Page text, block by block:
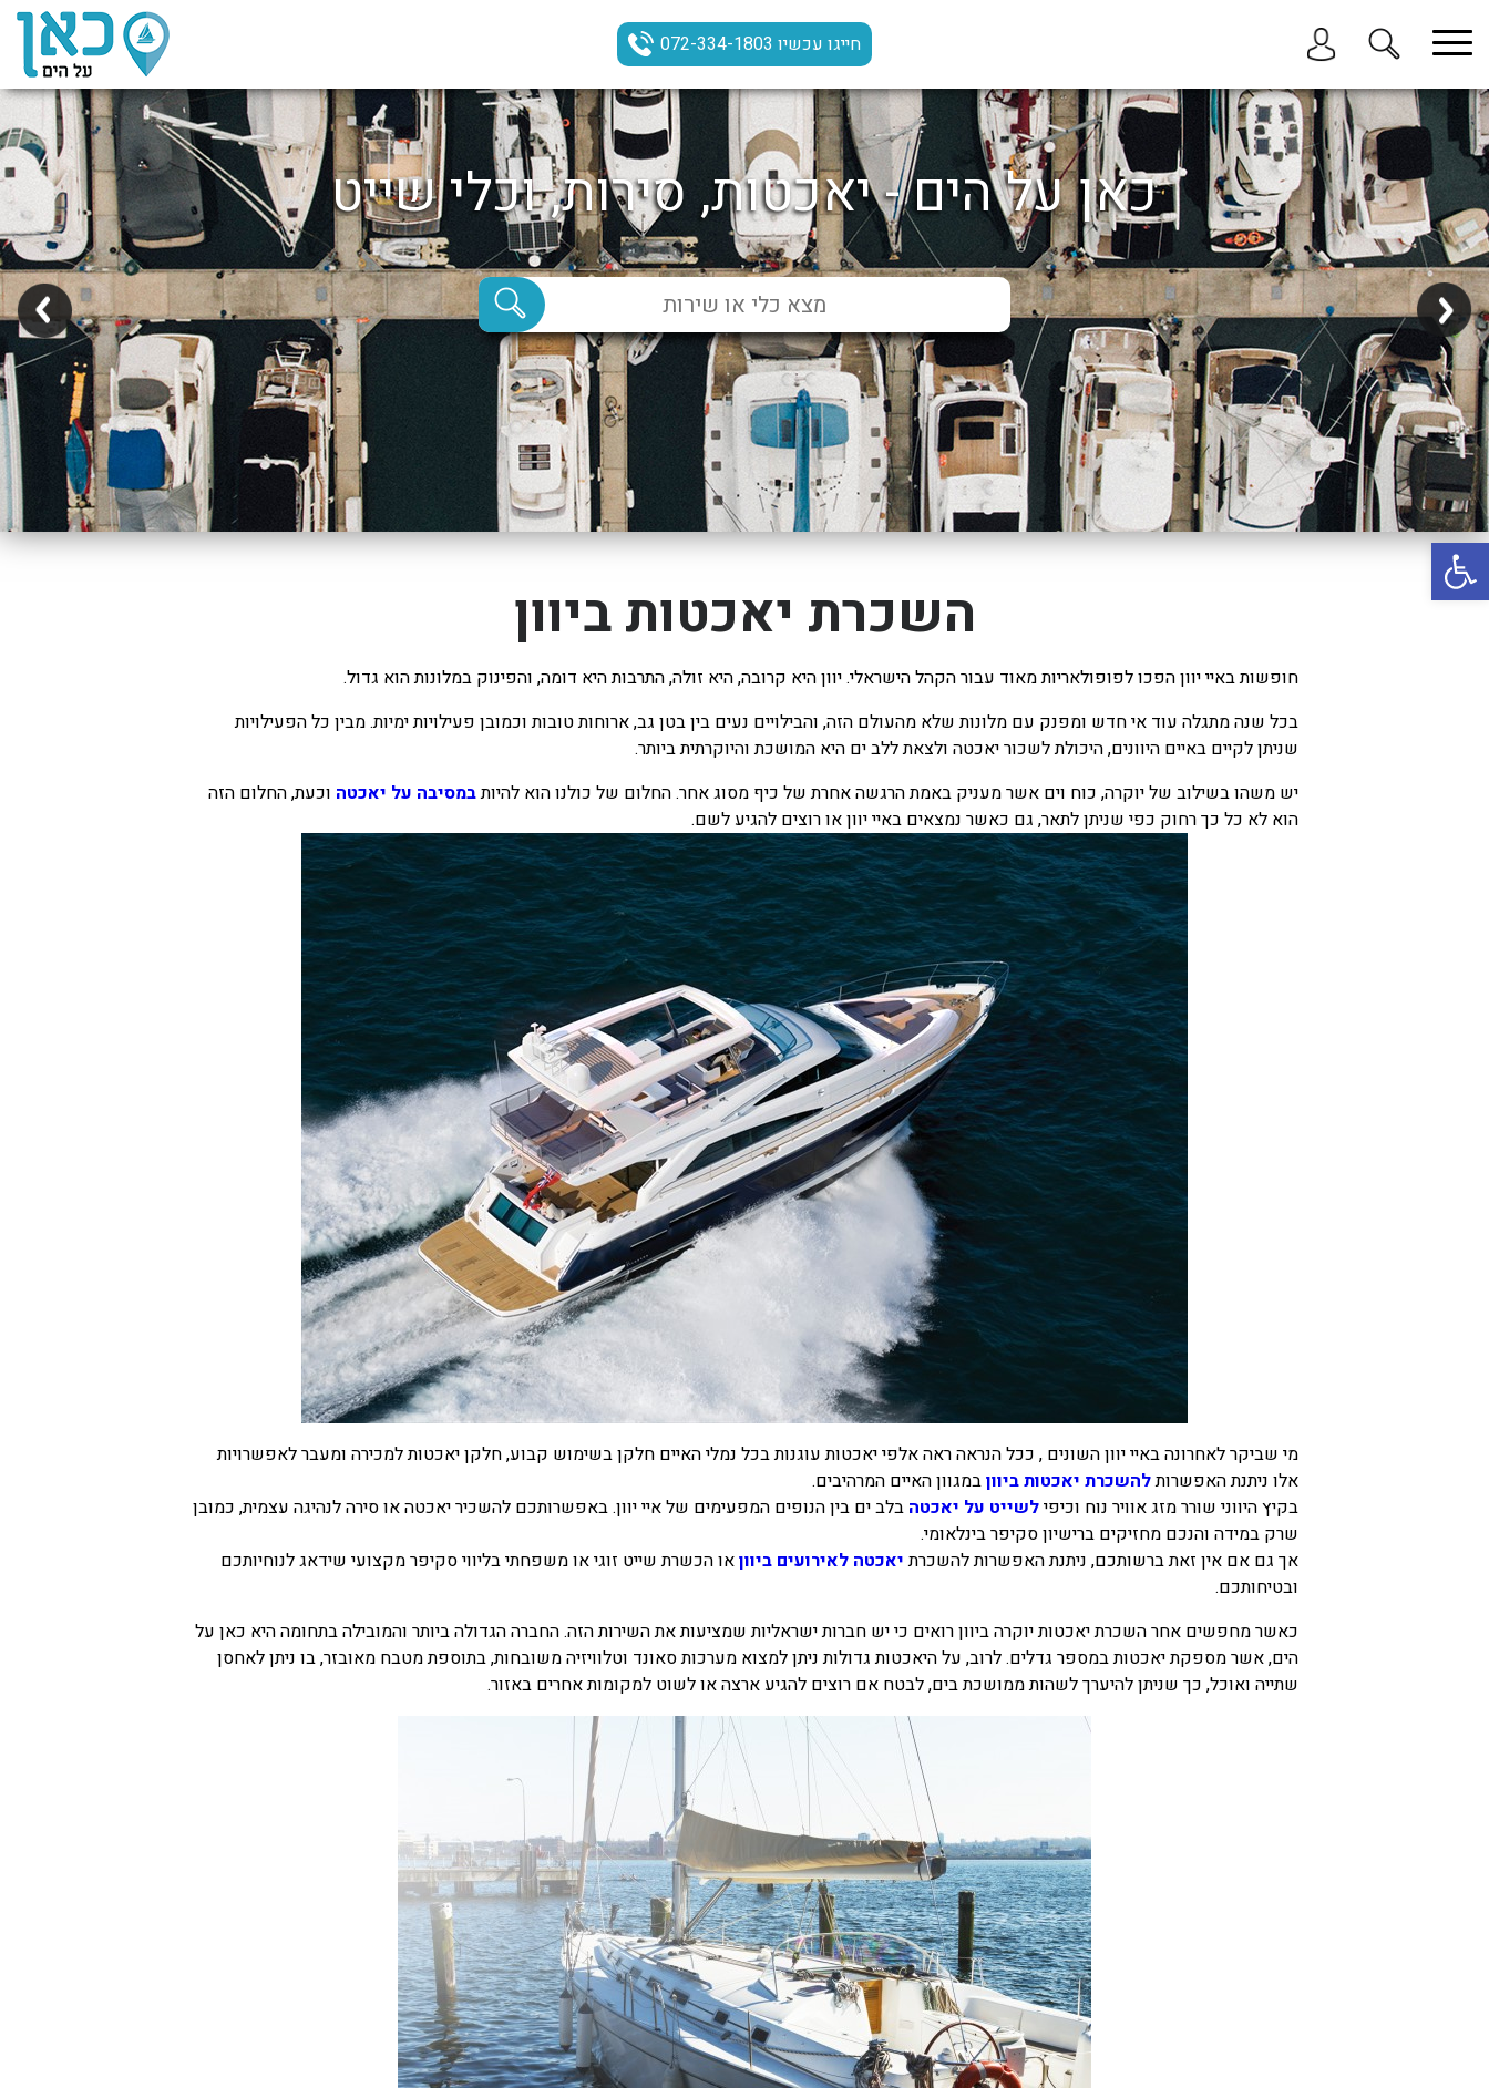
פתח סרגל נגישות
חייגו עכשיו 072-334-1803
בחר תתקטגוריה בחר מיקום
הכל
ביוון / ליוון
בישראל
באילת
במרינה הרצליה
בכנרת
בהרצליה
בתל אביב
באשקלון
באשדוד
בטבריה
בעכו
בחיפה / מחיפה
ביפו
בטיילת טבריה
בכנרת מחיר / מחירים
בכנרת גינוסר
בכנרת טבריה
בכנרת ילדים
בכנרת לידו
בכנרת לידו מחיר
בכנרת למשפחות
בצפון
בארץ
לקפריסין
נתניה
כאן על הים - יאכטות, סירות, וכלי שייט
השכרת יאכטות ביוון
חופשות באיי יוון הפכו לפופולאריות מאוד עבור הקהל הישראלי. יוון היא קרובה, היא זולה, התרבות היא דומה, והפינוק במלונות הוא גדול.
בכל שנה מתגלה עוד אי חדש ומפנק עם מלונות שלא מהעולם הזה, והבילויים נעים בין בטן גב, ארוחות טובות וכמובן פעילויות ימיות. מבין כל הפעילויות
שניתן לקיים באיים היוונים, היכולת לשכור יאכטה ולצאת ללב ים היא המושכת והיוקרתית ביותר.
יש משהו בשילוב של יוקרה, כוח וים אשר מעניק באמת הרגשה אחרת של כיף מסוג אחר. החלום של כולנו הוא להיותבמסיבה על יאכטה וכעת, החלום הזה
הוא לא כל כך רחוק כפי שניתן לתאר, גם כאשר נמצאים באיי יוון או רוצים להגיע לשם.
מי שביקר לאחרונה באיי יוון השונים , ככל הנראה ראה אלפי יאכטות עוגנות בכל נמלי האיים חלקן בשימוש קבוע, חלקן יאכטות למכירה ומעבר לאפשרויות
אלו ניתנת האפשרותלהשכרת יאכטות ביווןבמגוון האיים המרהיבים.
בקיץ היווני שורר מזג אוויר נוח וכיפילשייט על יאכטה בלב ים בין הנופים המפעימים של איי יוון. באפשרותכם להשכיר יאכטה או סירה לנהיגה עצמית, כמובן
שרק במידה והנכם מחזיקים ברישיון סקיפר בינלאומי.
אך גם אם אין זאת ברשותכם, ניתנת האפשרות להשכרתיאכטה לאירועים ביווןאו הכשרת שייט זוגי או משפחתי בליווי סקיפר מקצועי שידאג לנוחיותכם
ובטיחותכם.
כאשר מחפשים אחר השכרת יאכטות יוקרה ביוון רואים כי יש חברות ישראליות שמציעות את השירות הזה. החברה הגדולה ביותר והמובילה בתחומה היא כאן על
הים, אשר מספקת יאכטות במספר גדלים. לרוב, על היאכטות גדולות ניתן למצוא מערכות סאונד וטלוויזיה משובחות, בתוספת מטבח מאובזר, בו ניתן לאחסן
שתייה ואוכל, כך שניתן להיערך לשהות ממושכת בים, לבטח אם רוצים להגיע ארצה או לשוט למקומות אחרים באזור.